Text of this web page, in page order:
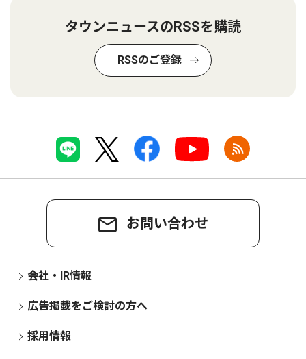
タウンニュースのRSSを購読
RSSのご登録
お問い合わせ
会社・IR情報
広告掲載をご検討の方へ
採用情報